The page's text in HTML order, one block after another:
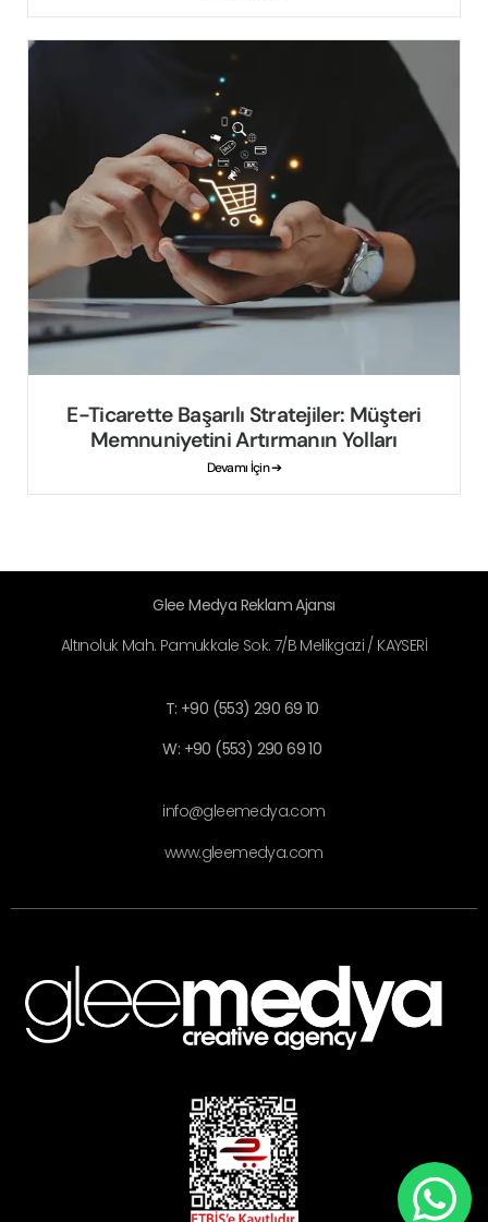
E-Ticarette Başarılı Stratejiler: Müşteri
Memnuniyetini Artırmanın Yolları
Devamı İçin ➔
Glee Medya Reklam Ajansı
Altınoluk Mah. Pamukkale Sok. 7/B Melikgazi / KAYSERİ
T: +90 (553) 290 69 10
W: +90 (553) 290 69 10
info@gleemedya.com
www.gleemedya.com